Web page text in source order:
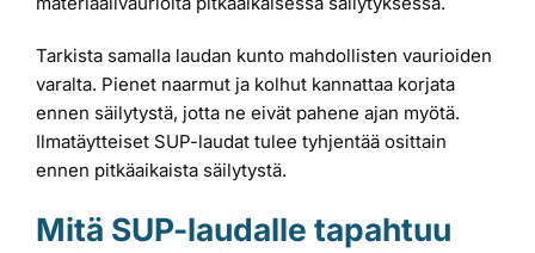
Tarkista samalla laudan kunto mahdollisten vaurioiden
varalta. Pienet naarmut ja kolhut kannattaa korjata
ennen säilytystä, jotta ne eivät pahene ajan myötä.
Ilmatäytteiset SUP-laudat tulee tyhjentää osittain
ennen pitkäaikaista säilytystä.
Mitä SUP-laudalle tapahtuu